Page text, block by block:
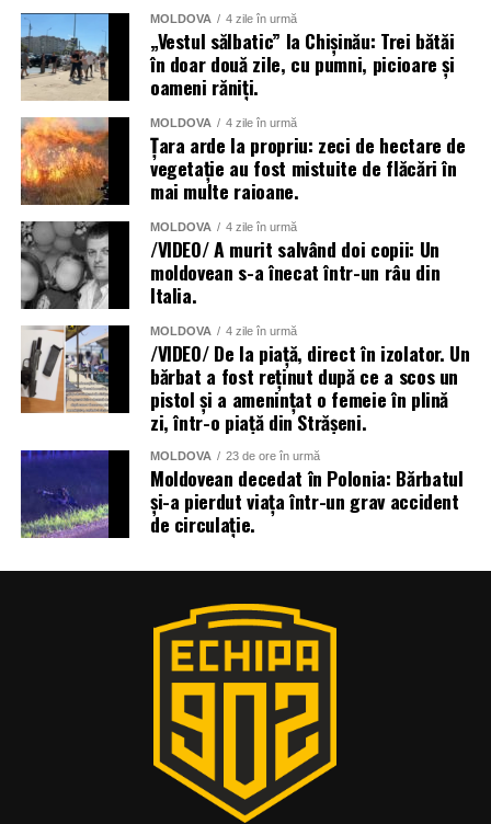
MOLDOVA 4 zile în urmă
„Vestul sălbatic” la Chișinău: Trei bătăi
în doar două zile, cu pumni, picioare și
oameni răniți.
MOLDOVA 4 zile în urmă
Țara arde la propriu: zeci de hectare de
vegetație au fost mistuite de flăcări în
mai multe raioane.
MOLDOVA 4 zile în urmă
/VIDEO/ A murit salvând doi copii: Un
moldovean s-a înecat într-un râu din
Italia.
MOLDOVA 4 zile în urmă
/VIDEO/ De la piață, direct în izolator. Un
bărbat a fost reținut după ce a scos un
pistol și a amenințat o femeie în plină
zi, într-o piață din Strășeni.
MOLDOVA 23 de ore în urmă
Moldovean decedat în Polonia: Bărbatul
și-a pierdut viața într-un grav accident
de circulație.